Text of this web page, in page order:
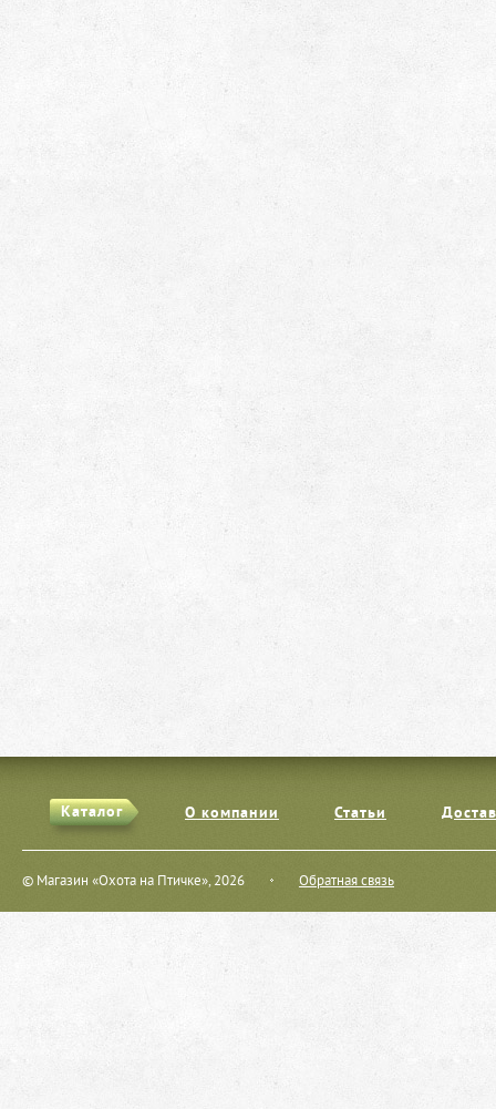
Каталог О компании Статьи
© Магазин «Охота на Птичке», 2026 Обратная связь